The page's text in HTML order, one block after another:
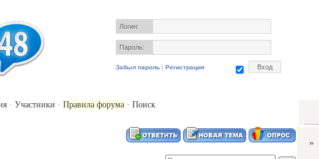
Логин:
Пароль:
Забыл пароль | Регистрация
· Участники · Правила форума · Поиск
»